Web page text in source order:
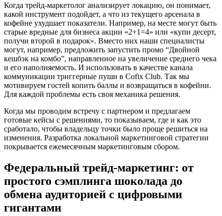
Когда трейд-маркетолог анализирует локацию, он понимает,
какой инструмент подойдет, а что из текущего арсенала в
кофейне ухудшает показатели. Например, на месте могут быть
старые вредные для бизнеса акции «2+1=4» или «купи десерт,
получи второй в подарок». Вместо них наши специалисты
могут, например, предложить запустить промо “Двойной
кешбэк на комбо”, направленное на увеличение среднего чека
и его наполняемость. И использовать в качестве канала
коммуникации триггерные пуши в Cofix Club. Так мы
мотивируем гостей копить баллы и возвращаться в кофейни.
Для каждой проблемы есть своя механика решения.
Когда мы проводим встречу с партнером и предлагаем
готовые кейсы с решениями, то показываем, где и как это
сработало, чтобы владельцу точки было проще решиться на
изменения. Разработка локальной маркетинговой стратегии
покрывается ежемесячным маркетинговым сбором.
Федеральный трейд-маркетинг: от
простого сэмплинга шоколада до
обмена аудиторией с цифровыми
гигантами